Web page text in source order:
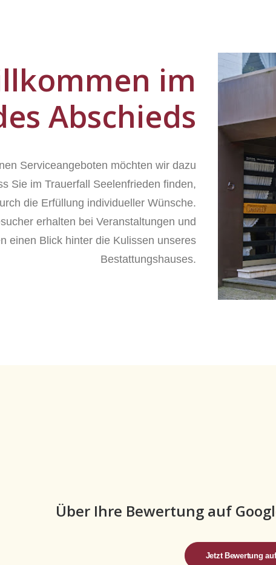
im
Abschieds
Serviceangeboten möchten wir dazu
Sie im Trauerfall Seelenfrieden finden,
die Erfüllung individueller Wünsche.
erhalten bei Veranstaltungen und
einen Blick hinter die Kulissen unseres
Bestattungshauses.
Über Ihre Bewertung auf
Jetzt Bewertung